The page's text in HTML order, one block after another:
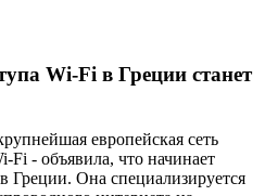
Wi-Fi в Греции станет
европейская сеть
Fi - объявила, что начинает
Греции. Она специализируется